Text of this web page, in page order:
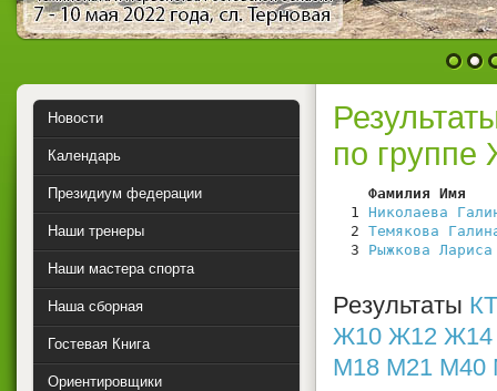
1 2
по группе
Фамилия Имя
  1
Николаева
  2
Темякова
  3
Рыжкова Лариса
Результаты
Ж10 Ж12 Ж14
М18 М21 М40
Новости
Календарь
Президиум федерации
Наши тренеры
Наши мастера спорта
Наша сборная
Гостевая Книга
Ориентировщики